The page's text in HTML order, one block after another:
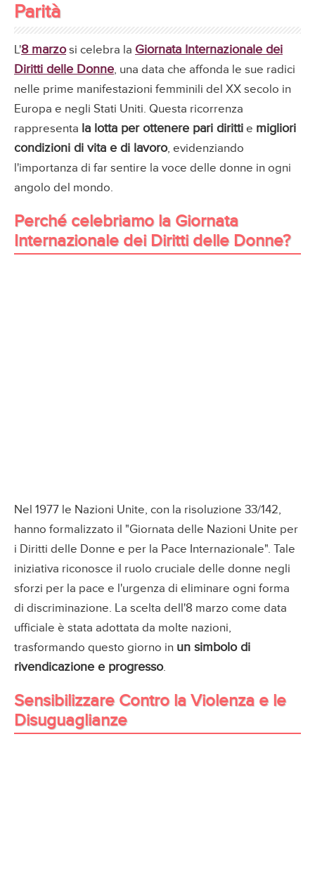
Parità
L'8 marzosi celebra la Giornata Internazionale dei
Diritti delle Donne, una data che affonda le sue radici
nelle prime manifestazioni femminili del XX secolo in
Europa e negli Stati Uniti. Questa ricorrenza
rappresenta la lotta per ottenere pari diritti e migliori
condizioni di vita e di lavoro, evidenziando
l'importanza di far sentire la voce delle donne in ogni
angolo del mondo.
Perché celebriamo la Giornata
Internazionale dei Diritti delle Donne?
Nel 1977 le Nazioni Unite, con la risoluzione 33/142,
hanno formalizzato il "Giornata delle Nazioni Unite per
i Diritti delle Donne e per la Pace Internazionale". Tale
iniziativa riconosce il ruolo cruciale delle donne negli
sforzi per la pace e l'urgenza di eliminare ogni forma
di discriminazione. La scelta dell'8 marzo come data
ufficiale è stata adottata da molte nazioni,
trasformando questo giorno in un simbolo di
rivendicazione e progresso.
Sensibilizzare Contro la Violenza e le
Disuguaglianze